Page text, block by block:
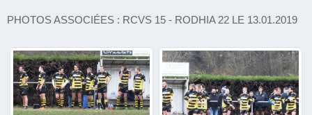
PHOTOS ASSOCIÉES : RCVS 15 - RODHIA 22 LE 13.01.2019